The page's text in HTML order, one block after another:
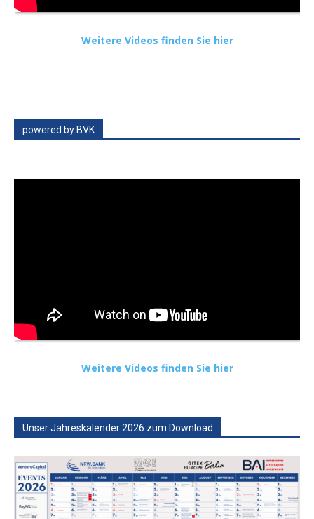
Weitere Videos finden Sie hier
powered by BVK
Weitere Videos finden Sie hier
Unser Jahreskalender 2026 zum Download